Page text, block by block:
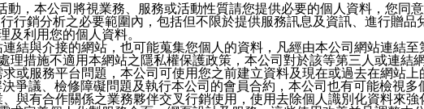
，本公司將視業務、服務或活動性質請您提供必要的個人資料，您同
行銷分析之必要範圍內，包括但不限於提供服務訊息及資訊、進行贈
及利用您的個人資料。
結與介接的網站，也可能蒐集您個人的資料，凡經由本公司網站連結
措施不適用本網站之隱私權保護政策，本公司對於該等第三人或連結
或服務平台問題，本公司可使用您之前建立資料及現在或過去在網站
爭議、檢修障礙問題及執行本公司的會員合約，本公司也有可能檢視多
與有合作關係之業務夥伴交叉行銷使用，使用去除個人識別化資料來